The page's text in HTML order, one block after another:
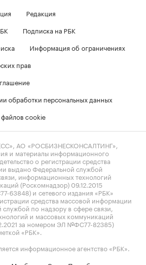
Редакция
Подписка на РБК
Информация об ограничениях
прав
обработки персональных данных
cookie
АО «РОСБИЗНЕСКОНСАЛТИНГ»,
и материалы информационного
о регистрации средства
выдано Федеральной службой
информационных технологий
(Роскомнадзор) 09.12.2015
63848) и сетевого издания «РБК»
средства массовой информации
по надзору в сфере связи,
и массовых коммуникаций
за номером ЭЛ №ФС77-82385)
«РБК».
информационное агентство «РБК».